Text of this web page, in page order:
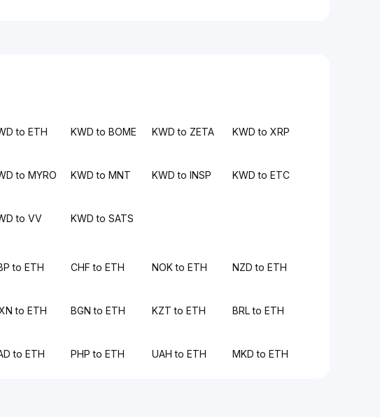
to ETH KWD to BOME KWD to ZETA KWD to XRP
to MYRO KWD to MNT KWD to INSP KWD to ETC
to VV KWD to SATS
to ETH CHF to ETH NOK to ETH NZD to ETH
to ETH BGN to ETH KZT to ETH BRL to ETH
to ETH PHP to ETH UAH to ETH MKD to ETH